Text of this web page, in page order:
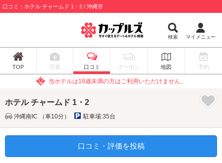
口コミ：ホテル チャームド 1・2 / 沖縄市
検索 マイメニュー
TOP 写真 口コミ クーポン 地図 予約
当ホテルは18歳未満の方はご利用いただけません。
ホテル チャームド 1・2
沖縄南IC （車10分） 駐車場:35台
口コミ・評価を投稿